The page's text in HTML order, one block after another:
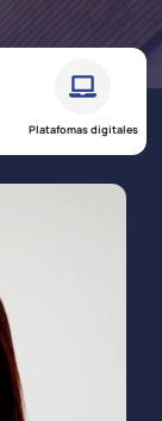
Platafomas digitales